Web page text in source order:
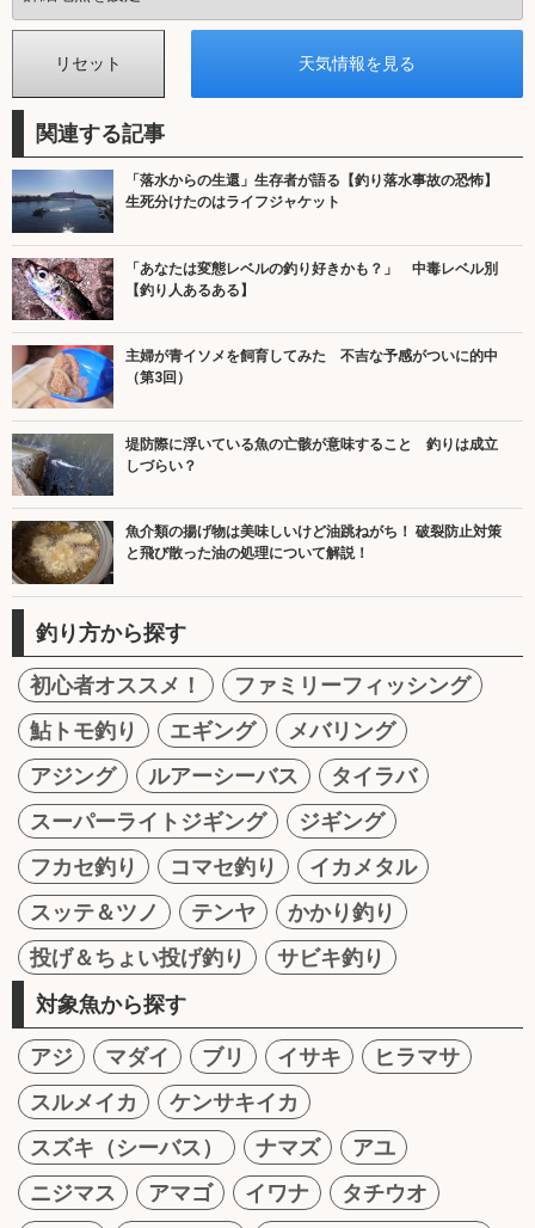
関連する記事
「落水からの生還」生存者が語る【釣り落水事故の恐怖】
生死分けたのはライフジャケット
「あなたは変態レベルの釣り好きかも？」 中毒レベル別
【釣り人あるある】
主婦が青イソメを飼育してみた 不吉な予感がついに的中
（第3回）
堤防際に浮いている魚の亡骸が意味すること 釣りは成立
しづらい？
魚介類の揚げ物は美味しいけど油跳ねがち！ 破裂防止対策
と飛び散った油の処理について解説！
釣り方から探す
初心者オススメ！
ファミリーフィッシング
鮎トモ釣り
エギング
メバリング
アジング
ルアーシーバス
タイラバ
スーパーライトジギング
ジギング
フカセ釣り
コマセ釣り
イカメタル
スッテ＆ツノ
テンヤ
かかり釣り
投げ＆ちょい投げ釣り
サビキ釣り
対象魚から探す
アジ マダイ ブリ イサキ
ヒラマサ
スルメイカ
ケンサキイカ
スズキ（シーバス）
ナマズ
アユ
ニジマス
アマゴ イワナ
タチウオ